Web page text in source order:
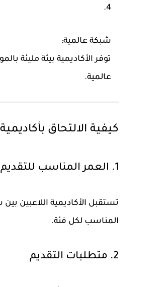
شبكة عالمية:
توفر الأكاديمية بيئة مليئة
عالمية.
كيفية الالتحاق بأكاديمية
1. العمر المناسب للتقديم
المناسب لكل فئة.
2. متطلبات التقديم